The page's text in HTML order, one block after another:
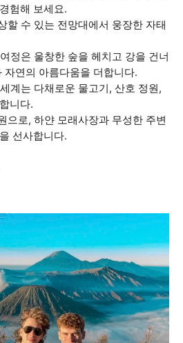
험해 보세요.
할 수 있는 전망대에서 웅장한 자태
정은 울창한 숲을 헤치고 강을 건너
자연의 아름다움을 더합니다.
계는 다채로운 물고기, 산호 정원,
니다.
으로, 하얀 모래사장과 무성한 주변
선사합니다.